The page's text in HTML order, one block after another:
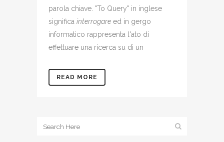
parola chiave. "To Query" in inglese
significa interrogare ed in gergo
informatico rappresenta l'ato di
effettuare una ricerca su di un
READ MORE